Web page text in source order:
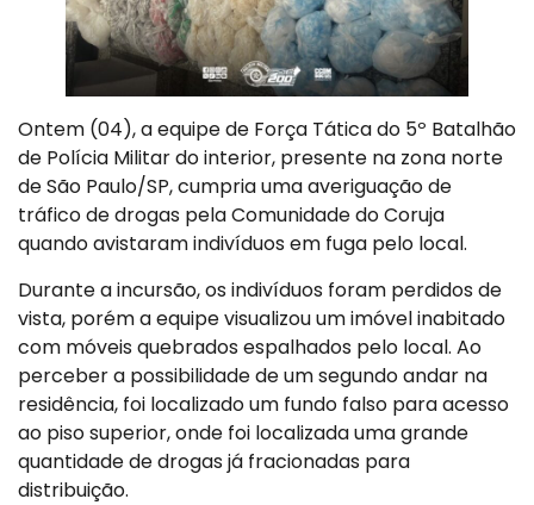
Ontem (04), a equipe de Força Tática do 5º Batalhão
de Polícia Militar do interior, presente na zona norte
de São Paulo/SP, cumpria uma averiguação de
tráfico de drogas pela Comunidade do Coruja
quando avistaram indivíduos em fuga pelo local.
Durante a incursão, os indivíduos foram perdidos de
vista, porém a equipe visualizou um imóvel inabitado
com móveis quebrados espalhados pelo local. Ao
perceber a possibilidade de um segundo andar na
residência, foi localizado um fundo falso para acesso
ao piso superior, onde foi localizada uma grande
quantidade de drogas já fracionadas para
distribuição.